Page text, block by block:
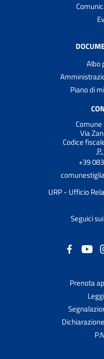
Albo
Piano di
Via
Codice
+39
URP - Ufficio
Seguici
Prenota